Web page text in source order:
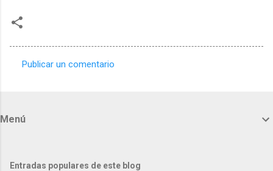
t
Publicar un comentario
Menú
Entradas populares de este blog